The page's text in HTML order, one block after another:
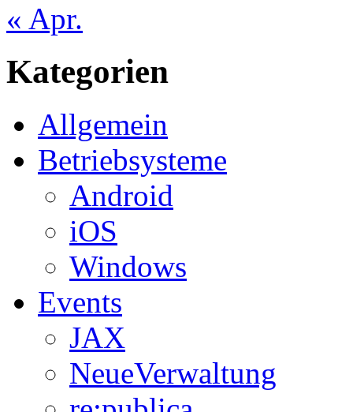
« Apr.
Kategorien
Allgemein
Betriebsysteme
Android
iOS
Windows
Events
JAX
NeueVerwaltung